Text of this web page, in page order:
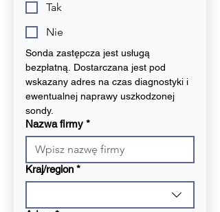
Tak
Nie
Sonda zastępcza jest usługą
bezpłatną. Dostarczana jest pod
wskazany adres na czas diagnostyki i
ewentualnej naprawy uszkodzonej
sondy.
Nazwa firmy *
Adres firmy
Kraj/region *